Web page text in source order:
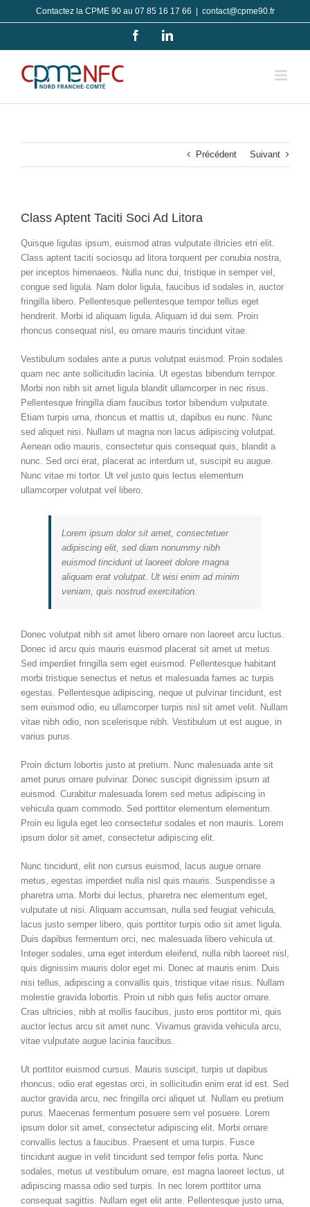
au
Contactez la CPME 90 au 07 85 16 17 66 contact@cpme90.fr
FacebookLinkedIn
Précédent Suivant
Class Aptent Taciti Soci Ad Litora
Quisque ligulas ipsum, euismod atras vulputate iltricies etri elit.
Class aptent taciti sociosqu ad litora torquent per conubia nostra,
per inceptos himenaeos. Nulla nunc dui, tristique in semper vel,
congue sed ligula. Nam dolor ligula, faucibus id sodales in, auctor
fringilla libero. Pellentesque pellentesque tempor tellus eget
hendrerit. Morbi id aliquam ligula. Aliquam id dui sem. Proin
rhoncus consequat nisl, eu ornare mauris tincidunt vitae.
Vestibulum sodales ante a purus volutpat euismod. Proin sodales
quam nec ante sollicitudin lacinia. Ut egestas bibendum tempor.
Morbi non nibh sit amet ligula blandit ullamcorper in nec risus.
Pellentesque fringilla diam faucibus tortor bibendum vulputate.
Etiam turpis urna, rhoncus et mattis ut, dapibus eu nunc. Nunc
sed aliquet nisi. Nullam ut magna non lacus adipiscing volutpat.
Aenean odio mauris, consectetur quis consequat quis, blandit a
nunc. Sed orci erat, placerat ac interdum ut, suscipit eu augue.
Nunc vitae mi tortor. Ut vel justo quis lectus elementum
ullamcorper volutpat vel libero.
Lorem ipsum dolor sit amet, consectetuer
adipiscing elit, sed diam nonummy nibh
euismod tincidunt ut laoreet dolore magna
aliquam erat volutpat. Ut wisi enim ad minim
veniam, quis nostrud exercitation.
Donec volutpat nibh sit amet libero ornare non laoreet arcu luctus.
Donec id arcu quis mauris euismod placerat sit amet ut metus.
Sed imperdiet fringilla sem eget euismod. Pellentesque habitant
morbi tristique senectus et netus et malesuada fames ac turpis
egestas. Pellentesque adipiscing, neque ut pulvinar tincidunt, est
sem euismod odio, eu ullamcorper turpis nisl sit amet velit. Nullam
vitae nibh odio, non scelerisque nibh. Vestibulum ut est augue, in
varius purus.
Proin dictum lobortis justo at pretium. Nunc malesuada ante sit
amet purus ornare pulvinar. Donec suscipit dignissim ipsum at
euismod. Curabitur malesuada lorem sed metus adipiscing in
vehicula quam commodo. Sed porttitor elementum elementum.
Proin eu ligula eget leo consectetur sodales et non mauris. Lorem
ipsum dolor sit amet, consectetur adipiscing elit.
Nunc tincidunt, elit non cursus euismod, lacus augue ornare
metus, egestas imperdiet nulla nisl quis mauris. Suspendisse a
pharetra urna. Morbi dui lectus, pharetra nec elementum eget,
vulputate ut nisi. Aliquam accumsan, nulla sed feugiat vehicula,
lacus justo semper libero, quis porttitor turpis odio sit amet ligula.
Duis dapibus fermentum orci, nec malesuada libero vehicula ut.
Integer sodales, urna eget interdum eleifend, nulla nibh laoreet nisl,
quis dignissim mauris dolor eget mi. Donec at mauris enim. Duis
nisi tellus, adipiscing a convallis quis, tristique vitae risus. Nullam
molestie gravida lobortis. Proin ut nibh quis felis auctor ornare.
Cras ultricies, nibh at mollis faucibus, justo eros porttitor mi, quis
auctor lectus arcu sit amet nunc. Vivamus gravida vehicula arcu,
vitae vulputate augue lacinia faucibus.
Ut porttitor euismod cursus. Mauris suscipit, turpis ut dapibus
rhoncus, odio erat egestas orci, in sollicitudin enim erat id est. Sed
auctor gravida arcu, nec fringilla orci aliquet ut. Nullam eu pretium
purus. Maecenas fermentum posuere sem vel posuere. Lorem
ipsum dolor sit amet, consectetur adipiscing elit. Morbi ornare
convallis lectus a faucibus. Praesent et urna turpis. Fusce
tincidunt augue in velit tincidunt sed tempor felis porta. Nunc
sodales, metus ut vestibulum ornare, est magna laoreet lectus, ut
adipiscing massa odio sed turpis. In nec lorem porttitor urna
consequat sagittis. Nullam eget elit ante. Pellentesque justo urna,